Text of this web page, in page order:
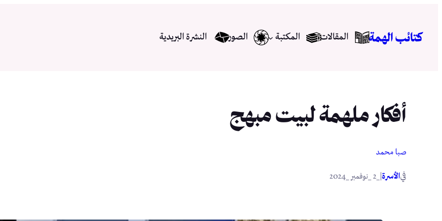
المحتوىكتائب الهمة المقالات المكتبة الصور النشرة البريدية
أفكار ملهمة لبيت مبهج
صبا محمد
فيالأسرة